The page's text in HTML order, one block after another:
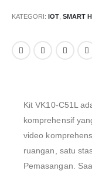
KATEGORI: IOT SMART
Kit VK10-C51L
komprehensif
video
ruangan
satu
Pemasangan